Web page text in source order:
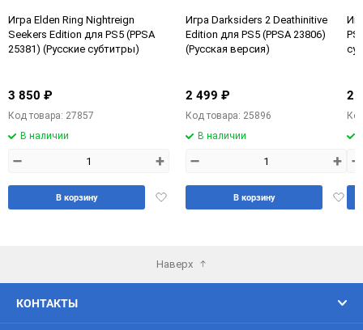
Игра Elden Ring Nightreign
Seekers Edition для PS5 (PPSA
25381) (Русские субтитры)
3 850 ₽
Код товара: 27857
В наличии
– +
Добавить
В корзину
Игра Darksiders 2 Deathinitive
Edition для PS5 (PPSA 23806)
(Русская версия)
2 499 ₽
Код товара: 25896
В наличии
– +
В корзину
2
–
Наверх
КОНТАКТЫ